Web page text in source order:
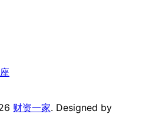
财资一家. Designed by